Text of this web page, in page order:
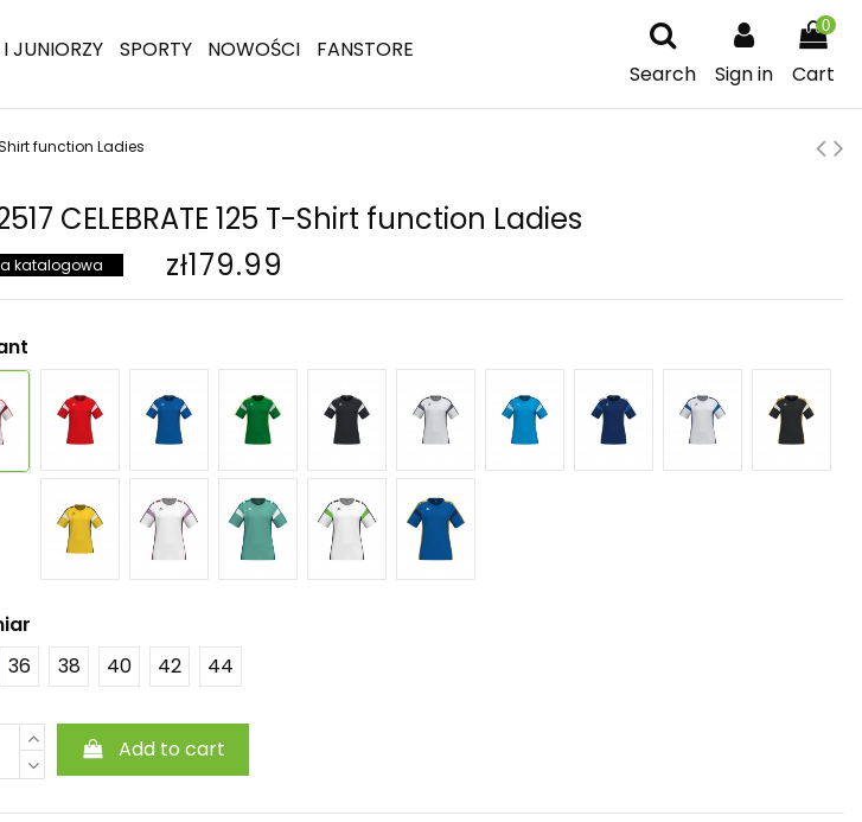
JUNIORZY SPORTY NOWOŚCI
FANSTORE
Search
Sign in
0
Cart
Shirt function Ladies
CELEBRATE 125 T-Shirt function Ladies
katalogowa zł179.99
36 38 40 42 44
Add to cart